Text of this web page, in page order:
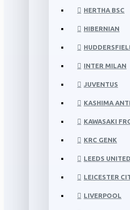
HERTHA BSC
HIBERNIAN
INTER MILAN
JUVENTUS
KASHIMA
KAWASAKI
KRC GENK
LEEDS UNITED
LEICESTER
LIVERPOOL